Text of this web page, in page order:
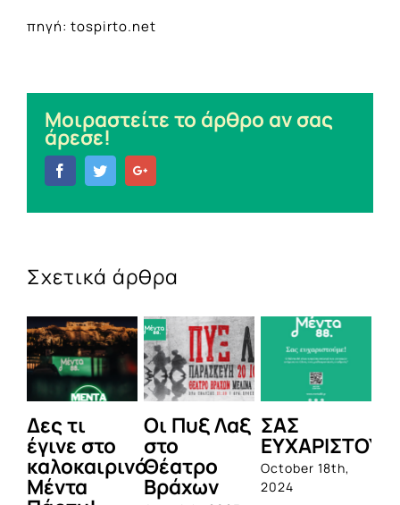
πηγή: tospirto.net
Μοιραστείτε το άρθρο αν σας
άρεσε!
FacebookTwitter
Σχετικά άρθρα
τι
στο
Οι Πυξ Λαξ
στο
Θέατρο
Βράχων
ΣΑΣ
ΕΥΧΑΡΙΣΤΟΥΜΕ!
October 18th,
2024
1η